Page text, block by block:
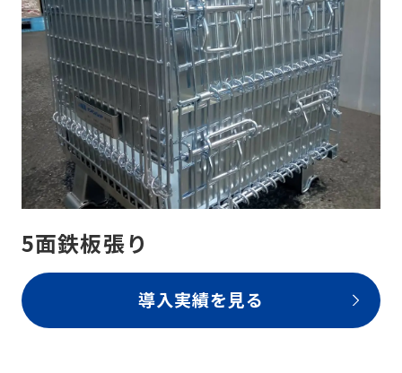
5面鉄板張り
導入実績を見る